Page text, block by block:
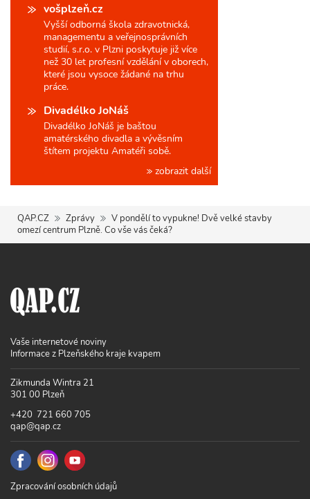
vošplzeň.cz
Vyšší odborná škola zdravotnická,
managementu a veřejnosprávních
studií, s.r.o. v Plzni poskytuje již více
než 30 let profesní vzdělání v oborech,
které jsou vysoce žádané na trhu
práce.
Divadélko JoNáš
Divadélko JoNáš je baštou
amatérského divadla a vývěsním
štítem projektu Amatéři sobě.
zobrazit další
QAP.CZ Zprávy
V pondělí to vypukne! Dvě velké stavby
omezí centrum Plzně. Co vše vás čeká?
Vaše internetové noviny
Informace z Plzeňského kraje kvapem
Zikmunda Wintra 21
301 00 Plzeň
+420 721 660 705
qap@qap.cz
Zpracování osobních údajů